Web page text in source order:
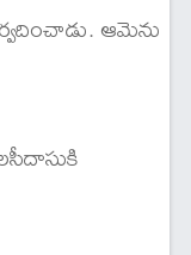
ఆమెను